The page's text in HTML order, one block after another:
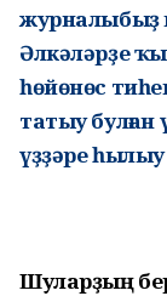
журналыбыҙ
Әлкәләрҙе
һөйөнөс
татыу
үҙҙәре
Шуларҙың